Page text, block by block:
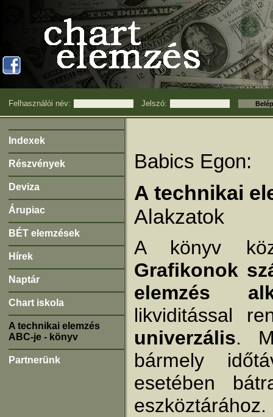
Felhasználói név: Jelszó:
Indexek
Részvények
Deviza
Árupiac
BÉT elemzések
Hírek
Naptár
Chart iskola
A technikai elemzés
ABC-je - könyv
Partnerünk
Babics Egon:
A technikai
Alakzatok
A könyv
Grafikonok
elemzés
likviditással
univerzális.
bármely
esetében
eszköztárához.